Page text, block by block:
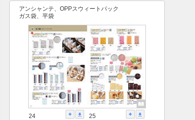
アンシャンテ、OPPスウィートパック
ガス袋、平袋
24 25